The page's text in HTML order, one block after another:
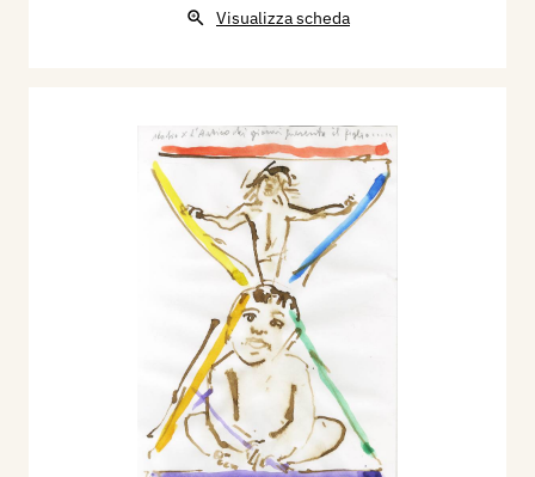
Visualizza scheda